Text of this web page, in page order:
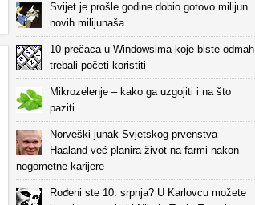
Svijet je prošle godine dobio gotovo milijun
novih milijunaša
10 prečaca u Windowsima koje biste odmah
trebali početi koristiti
Mikrozelenje – kako ga uzgojiti i na što
paziti
Norveški junak Svjetskog prvenstva
Haaland već planira život na farmi nakon
nogometne karijere
Rođeni ste 10. srpnja? U Karlovcu možete